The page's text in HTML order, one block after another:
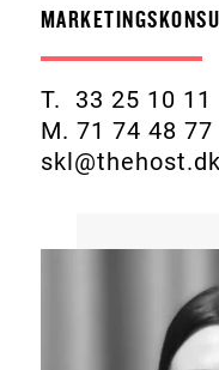
T. 33 25 10 11
M. 71 74 48 77
skl@thehost.dk